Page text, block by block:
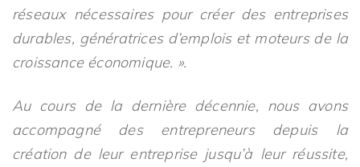
réseaux nécessaires pour créer des entreprises
durables, génératrices d’emplois et moteurs de la
croissance économique. ».
Au cours de la dernière décennie, nous avons
accompagné des entrepreneurs depuis la
création de leur entreprise jusqu’à leur réussite,